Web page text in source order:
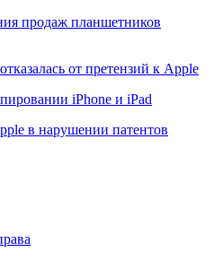
продаж планшетников
от претензий к Apple
iPhone и iPad
в нарушении патентов